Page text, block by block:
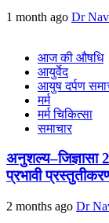
1 month ago Dr
आज की औषधि
आयुर्वेद
आयुष दर्पण
मर्म
मर्म चिकित्सा
समाचार
अनुशल्य–जिज्ञासा
प्रभावी
2 months ago Dr